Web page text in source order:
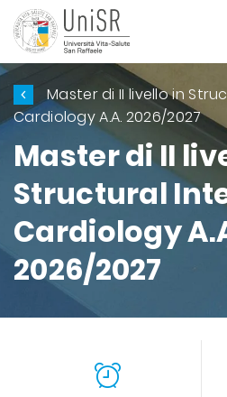
Master di II livello in
Cardiology A.A. 2026/2027
Master di II
Structural
Cardiology
2026/2027